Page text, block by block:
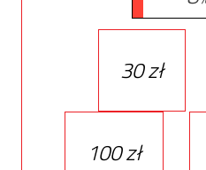
30 zł
100 zł